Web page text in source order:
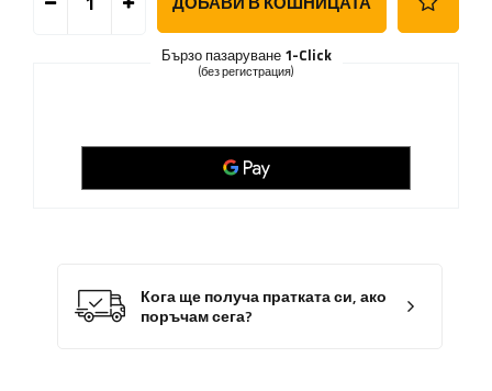
Бързо пазаруване 1-Click
(без регистрация)
Кога ще получа пратката си, ако
поръчам сега?